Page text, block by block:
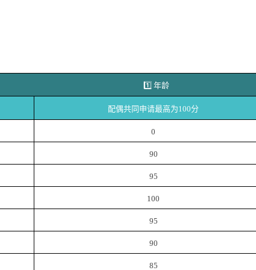
1️⃣ 年龄
配偶共同申请最高为100分
0
90
95
100
95
90
85